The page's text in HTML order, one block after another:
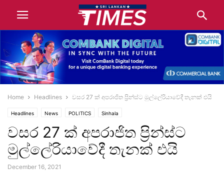
Home Headlines වසර 27 ක් අපරාජිත ප්‍රින්ස්ට මුල්ලේරියාවේදී තැනක් එයි
Headlines News POLITICS Sinhala
වසර 27 ක් අපරාජිත ප්‍රින්ස්ට
මුල්ලේරියාවේදී තැනක් එයි
December 16, 2021